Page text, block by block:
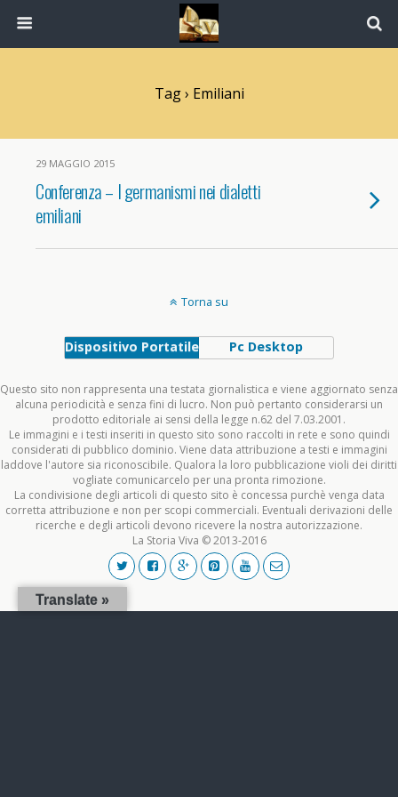
Tag › Emiliani
29 MAGGIO 2015
Conferenza – I germanismi nei dialetti
emiliani
Torna su
Dispositivo Portatile Pc Desktop
Questo sito non rappresenta una testata giornalistica e viene aggiornato senza
alcuna periodicità e senza fini di lucro. Non può pertanto considerarsi un
prodotto editoriale ai sensi della legge n.62 del 7.03.2001.
Le immagini e i testi inseriti in questo sito sono raccolti in rete e sono quindi
considerati di pubblico dominio. Viene data attribuzione a testi e immagini
laddove l'autore sia riconoscibile. Qualora la loro pubblicazione violi dei diritti
vogliate comunicarcelo per una pronta rimozione.
La condivisione degli articoli di questo sito è concessa purchè venga data
corretta attribuzione e non per scopi commerciali. Eventuali derivazioni delle
ricerche e degli articoli devono ricevere la nostra autorizzazione.
La Storia Viva © 2013-2016
Translate »